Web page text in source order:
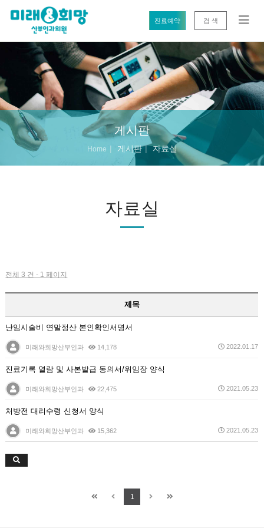
진료예약 검 색
게시판
Home 게시판 자료실
자료실
전체 3 건 - 1 페이지
제목
난임시술비 연말정산 본인확인서명서
미래와희망산부인과 14,178 2022.01.17
진료기록 열람 및 사본발급 동의서/위임장 양식
미래와희망산부인과 22,475 2021.05.23
처방전 대리수령 신청서 양식
미래와희망산부인과 15,362 2021.05.23
1